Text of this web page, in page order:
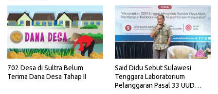
702 Desa di Sultra Belum
Terima Dana Desa Tahap II
Said Didu Sebut Sulawesi
Tenggara Laboratorium
Pelanggaran Pasal 33 UUD